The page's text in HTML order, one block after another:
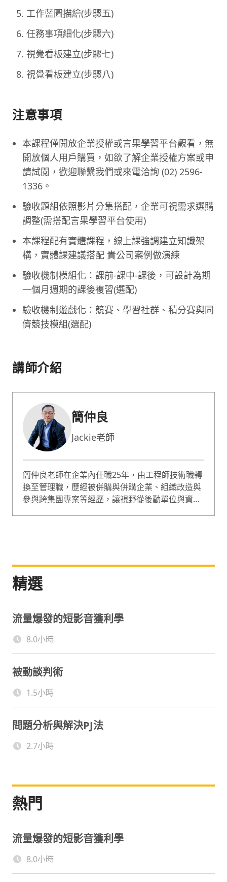
工作藍圖描繪(步驟五)
任務事項細化(步驟六)
視覺看板建立(步驟七)
視覺看板建立(步驟八)
注意事項
本課程僅開放企業授權或言果學習平台觀看，無
開放個人用戶購買，如欲了解企業授權方案或申
請試閱，歡迎聯繫我們或來電洽詢 (02) 2596-
1336。
驗收題組依照影片分集搭配，企業可視需求選購
調整(需搭配言果學習平台使用)
本課程配有實體課程，線上課強調建立知識架
構，實體課建議搭配 貴公司案例做演練
驗收機制模組化：課前-課中-課後，可設計為期
一個月週期的課後複習(選配)
驗收機制遊戲化：競賽、學習社群、積分賽與同
儕競技模組(選配)
講師介紹
簡仲良
Jackie老師
簡仲良老師在企業內任職25年，由工程師技術職轉
換至管理職，歷經被併購與併購企業、組織改造與
參與跨集團專案等經歷，讓視野從後勤單位與資訊
有創意」；使學員能即學即知即用，讓課程與輔導
精選
流量爆發的短影音獲利學
8.0小時
被動談判術
1.5小時
問題分析與解決PJ法
2.7小時
熱門
流量爆發的短影音獲利學
8.0小時